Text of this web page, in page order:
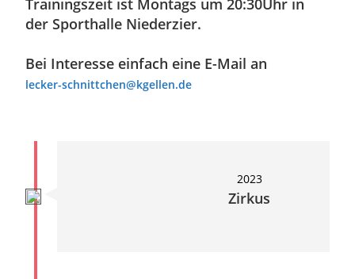
der Sporthalle Niederzier.
Bei Interesse einfach eine E-Mail an
lecker-schnittchen@kgellen.de
2023
Zirkus